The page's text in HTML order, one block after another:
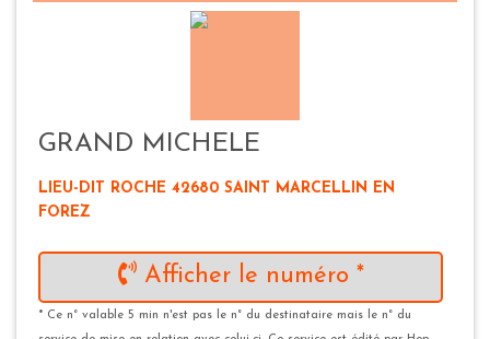
GRAND MICHELE
LIEU-DIT ROCHE 42680 SAINT MARCELLIN EN
FOREZ
Afficher le numéro *
* Ce n° valable 5 min n'est pas le n° du destinataire mais le n° du